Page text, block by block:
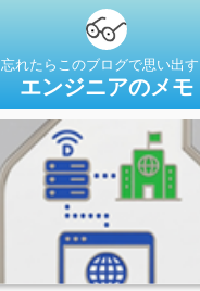
忘れたらこのブログで思い出す
エンジニアのメモ